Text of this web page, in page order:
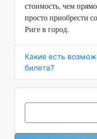
стоимость, чем
просто приобрести
Риге в город.
Какие есть
билета?